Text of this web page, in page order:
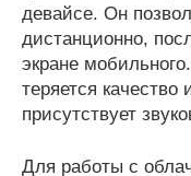
девайсе. Он
дистанционно,
экране
теряется
присутствует
Для работы с